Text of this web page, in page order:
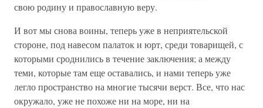
свою родину и православную веру.
И вот мы снова воины, теперь уже в неприятельской
стороне, под навесом палаток и юрт, среди товарищей, с
которыми сроднились в течение заключения; а между
теми, которые там еще оставались, и нами теперь уже
легло пространство на многие тысячи верст. Все, что нас
окружало, уже не похоже ни на море, ни на